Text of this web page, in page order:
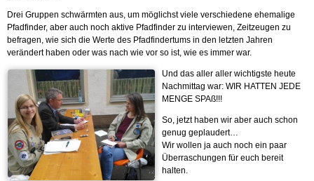
Drei Gruppen schwärmten aus, um möglichst viele verschiedene ehemalige
Pfadfinder, aber auch noch aktive Pfadfinder zu interviewen, Zeitzeugen zu
befragen, wie sich die Werte des Pfadfindertums in den letzten Jahren
verändert haben oder was nach wie vor so ist, wie es immer war.
Und das aller aller wichtigste heute
Nachmittag war: WIR HATTEN JEDE
MENGE SPAß!!!
So, jetzt haben wir aber auch schon
genug geplaudert…
Wir wollen ja auch noch ein paar
Überraschungen für euch bereit
halten.